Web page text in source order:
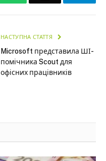
НАСТУПНА СТАТТЯ
Microsoft представила ШІ-
помічника Scout для
офісних працівників